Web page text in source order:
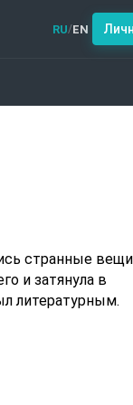
RU/EN
странные
и затянула в
литературным.